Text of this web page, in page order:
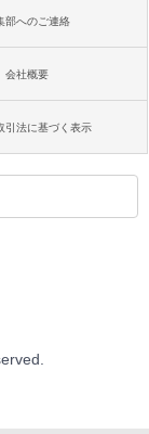
部へのご連絡
会社概要
引法に基づく表示